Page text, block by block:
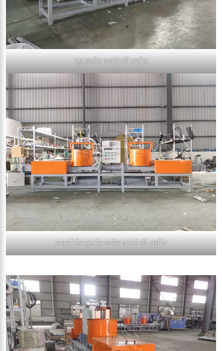
चूरा ब्लॉक बनाने की मशीन
लकड़ी के फूस के ब्लॉक बनाने की मशीन